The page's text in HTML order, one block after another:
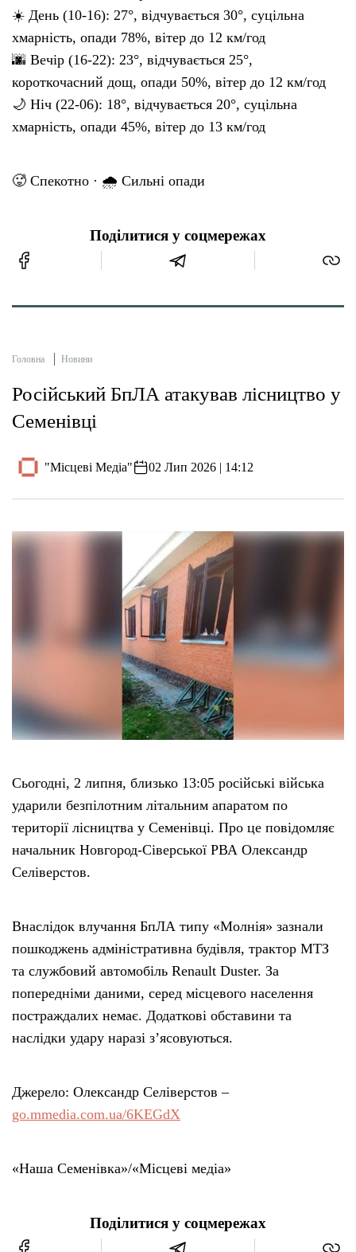
☀️ День (10-16): 27°, відчувається 30°, суцільна
хмарність, опади 78%, вітер до 12 км/год
🌆 Вечір (16-22): 23°, відчувається 25°,
короткочасний дощ, опади 50%, вітер до 12 км/год
🌙 Ніч (22-06): 18°, відчувається 20°, суцільна
хмарність, опади 45%, вітер до 13 км/год
🥵 Спекотно · 🌧 Сильні опади
Поділитися у соцмережах
Головна Новини
Російський БпЛА атакував лісництво у
Семенівці
"Місцеві Медіа" 02 Лип 2026 | 14:12
Сьогодні, 2 липня, близько 13:05 російські війська
ударили безпілотним літальним апаратом по
території лісництва у Семенівці. Про це повідомляє
начальник Новгород-Сіверської РВА Олександр
Селіверстов.
Внаслідок влучання БпЛА типу «Молнія» зазнали
пошкоджень адміністративна будівля, трактор МТЗ
та службовий автомобіль Renault Duster. За
попередніми даними, серед місцевого населення
постраждалих немає. Додаткові обставини та
наслідки удару наразі з’ясовуються.
Джерело: Олександр Селіверстов –
go.mmedia.com.ua/6KEGdX
«Наша Семенівка»/«Місцеві медіа»
Поділитися у соцмережах